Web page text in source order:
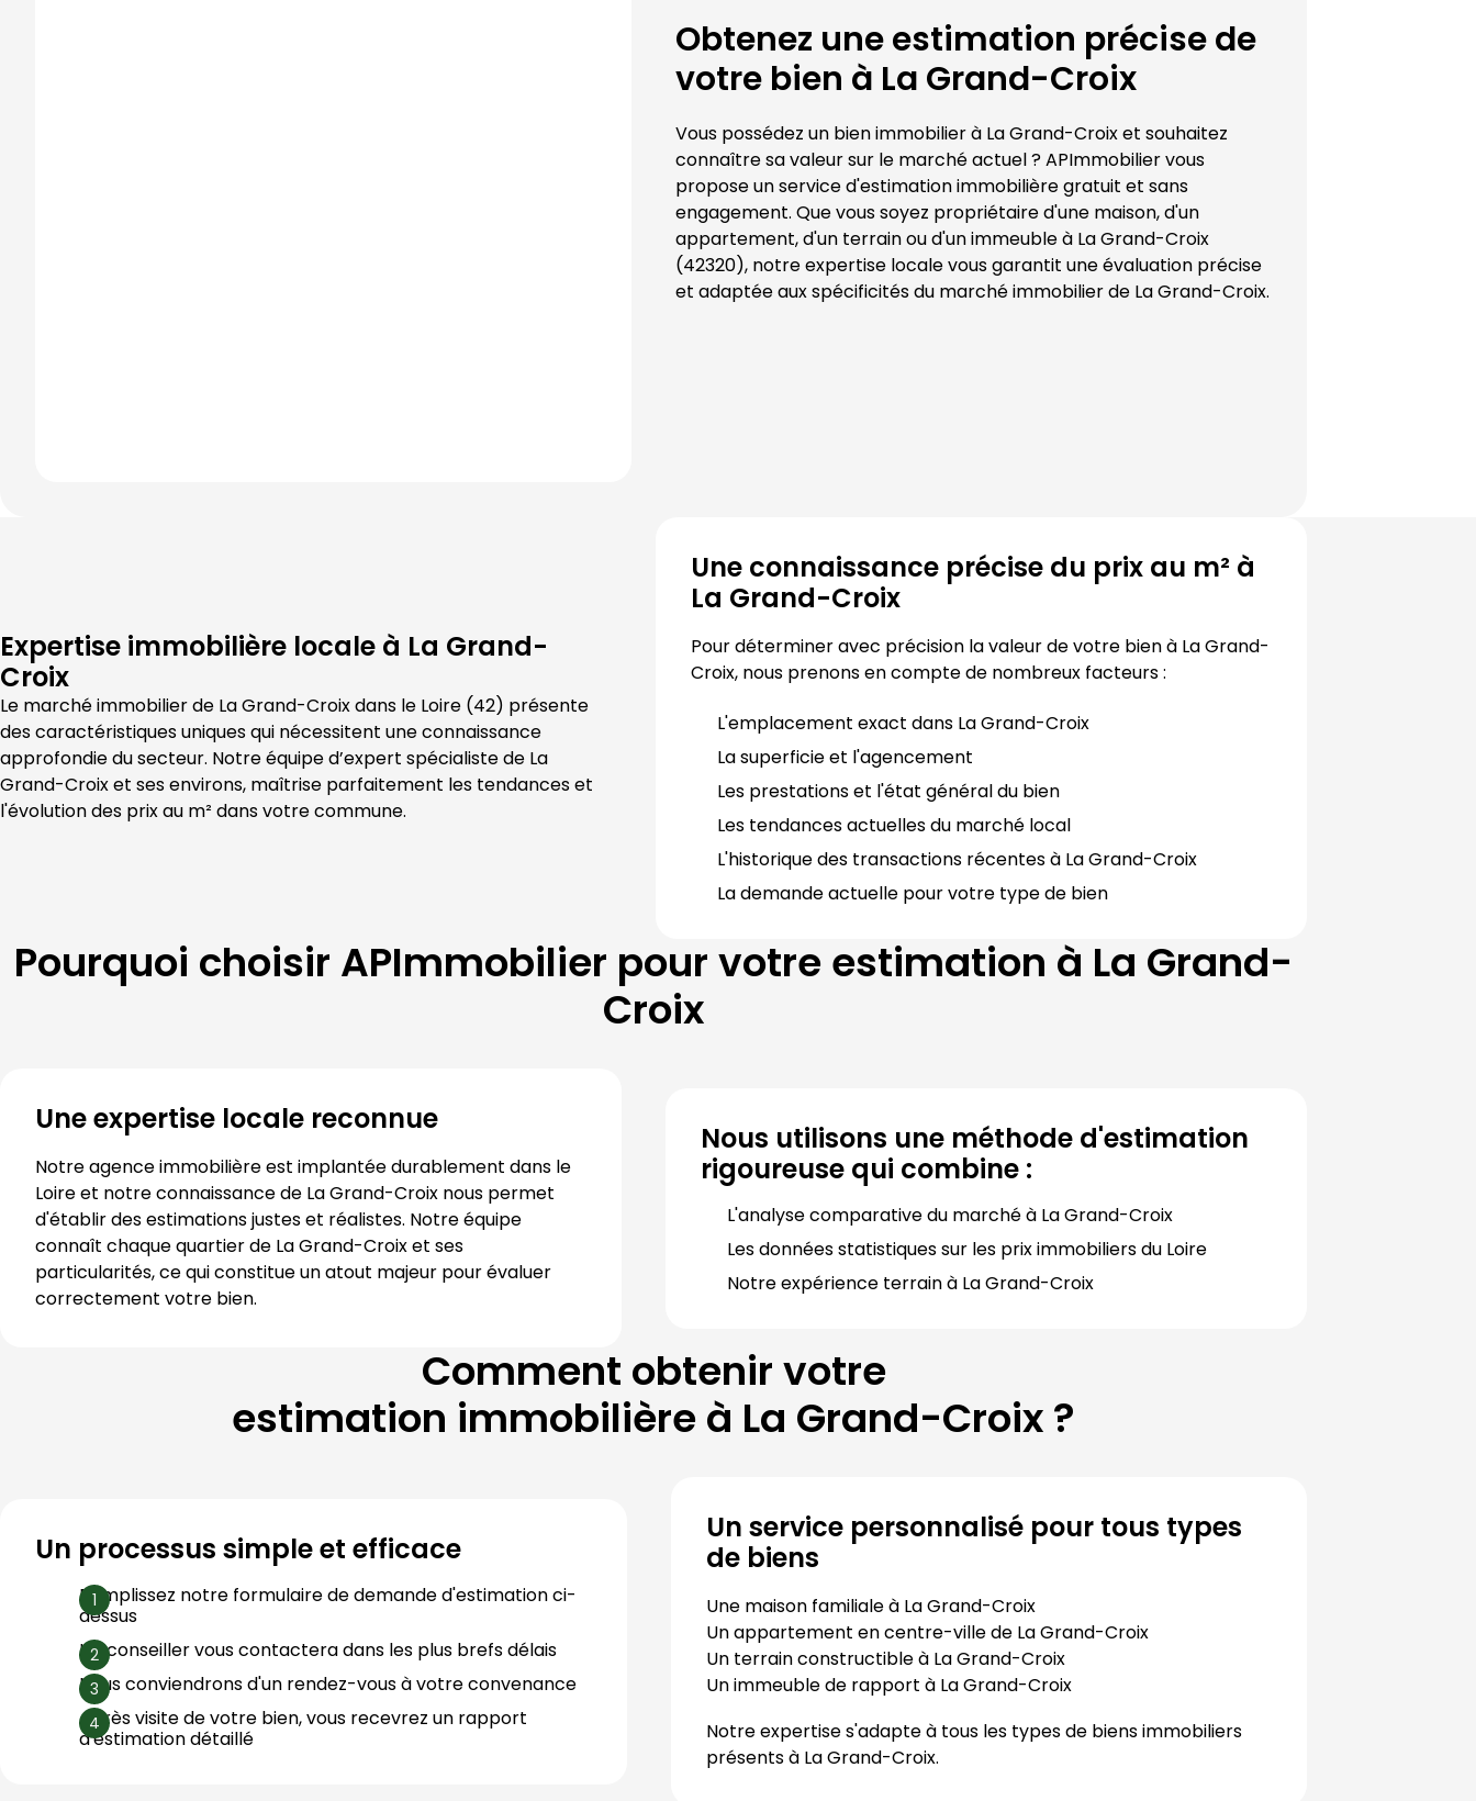
Obtenez une estimation précise de
votre bien à La Grand-Croix
Vous possédez un bien immobilier à La Grand-Croix et souhaitez
connaître sa valeur sur le marché actuel ? APImmobilier vous
propose un service d'estimation immobilière gratuit et sans
engagement. Que vous soyez propriétaire d'une maison, d'un
appartement, d'un terrain ou d'un immeuble à La Grand-Croix
(42320), notre expertise locale vous garantit une évaluation précise
et adaptée aux spécificités du marché immobilier de La Grand-Croix.
Expertise immobilière locale à La Grand-
Croix
Le marché immobilier de La Grand-Croix dans le Loire (42) présente
des caractéristiques uniques qui nécessitent une connaissance
approfondie du secteur. Notre équipe d’expert spécialiste de La
Grand-Croix et ses environs, maîtrise parfaitement les tendances et
l'évolution des prix au m² dans votre commune.
Une connaissance précise du prix au m² à
La Grand-Croix
Pour déterminer avec précision la valeur de votre bien à La Grand-
Croix, nous prenons en compte de nombreux facteurs :
L'emplacement exact dans La Grand-Croix
La superficie et l'agencement
Les prestations et l'état général du bien
Les tendances actuelles du marché local
L'historique des transactions récentes à La Grand-Croix
La demande actuelle pour votre type de bien
Pourquoi choisir APImmobilier pour votre estimation à La Grand-
Croix
Une expertise locale reconnue
Loire et notre connaissance de La Grand-Croix nous permet
d'établir des estimations justes et réalistes. Notre équipe
connaît chaque quartier de La Grand-Croix et ses
particularités, ce qui constitue un atout majeur pour évaluer
correctement votre bien.
Nous utilisons une méthode d'estimation
rigoureuse qui combine :
L'analyse comparative du marché à La Grand-Croix
Les données statistiques sur les prix immobiliers du Loire
Notre expérience terrain à La Grand-Croix
Comment obtenir votre
estimation immobilière à La Grand-Croix?
Un processus simple et efficace
Remplissez notre formulaire de demande d'estimation ci-
dessus
Un conseiller vous contactera dans les plus brefs délais
Nous conviendrons d'un rendez-vous à votre convenance
Après visite de votre bien, vous recevrez un rapport
d'estimation détaillé
Un service personnalisé pour tous types
de biens
Une maison familiale à La Grand-Croix
Un appartement en centre-ville de La Grand-Croix
Un terrain constructible à La Grand-Croix
Un immeuble de rapport à La Grand-Croix
Notre expertise s'adapte à tous les types de biens immobiliers
présents à La Grand-Croix.